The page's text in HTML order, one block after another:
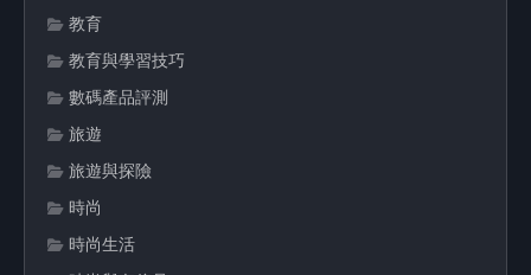
教育
教育與學習技巧
數碼產品評測
旅遊
旅遊與探險
時尚
時尚生活